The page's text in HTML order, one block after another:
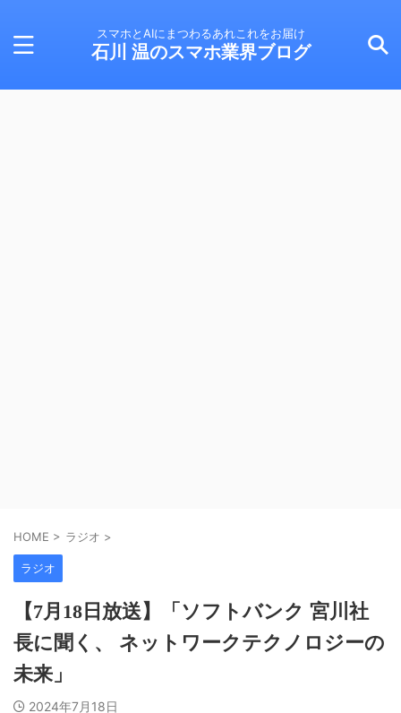
スマホとAIにまつわるあれこれをお届け
石川 温のスマホ業界ブログ
HOME > ラジオ >
ラジオ
【7月18日放送】「ソフトバンク 宮川社
長に聞く、 ネットワークテクノロジーの
未来」
2024年7月18日